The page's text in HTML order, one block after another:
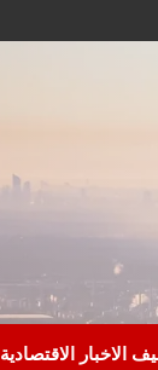
الاخبار الاقتصادية